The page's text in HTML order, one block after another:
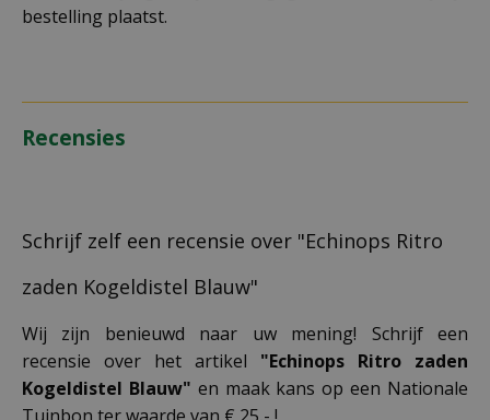
bestelling plaatst.
Recensies
Schrijf zelf een recensie over "Echinops Ritro
zaden Kogeldistel Blauw"
Wij zijn benieuwd naar uw mening! Schrijf een
recensie over het artikel "Echinops Ritro zaden
Kogeldistel Blauw" en maak kans op een Nationale